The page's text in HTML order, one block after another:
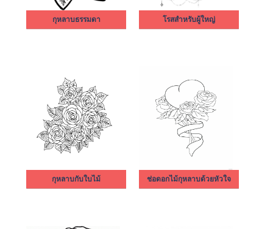
กุหลาบธรรมดา โรสสำหรับผู้ใหญ่
กุหลาบกับใบไม้ ช่อดอกไม้กุหลาบด้วยหัวใจ